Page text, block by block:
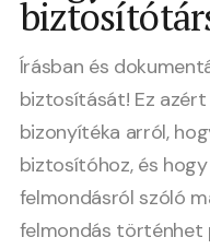
Írásban és
biztosítását! Ez azért
bizonyítéka arról,
biztosítóhoz, és
felmondásról szóló
felmondás történhet